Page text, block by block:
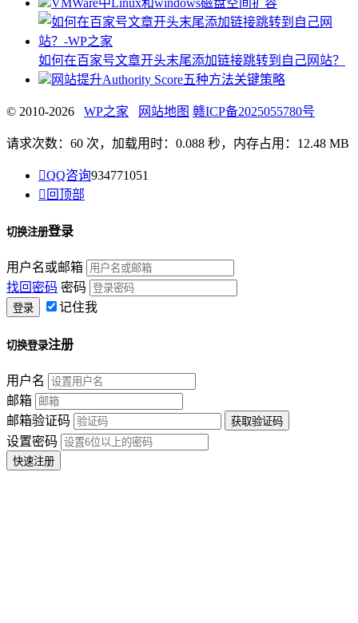
VMWare中Linux和windows磁盘空间扩容
如何在百家号文章开头末尾添加链接跳转到自己网站？
网站提升Authority Score五种方法关键策略
© 2010-2026 WP之家 网站地图 赣ICP备2025055780号
请求次数：60 次，加载用时：0.088 秒，内存占用：12.48 MB
QQ咨询934771051
 回顶部
切换注册登录
用户名或邮箱
找回密码 密码
记住我
切换登录注册
用户名
邮箱
邮箱验证码
设置密码